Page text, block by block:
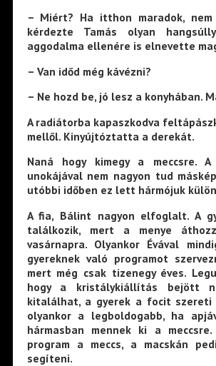
– Miért? Ha itthon maradok,
kérdezte Tamás olyan
aggodalma ellenére is elnevette
– Van időd még kávézni?
– Ne hozd be, jó lesz a konyhában.
A radiátorba kapaszkodva
mellől. Kinyújtóztatta a derekát.
Naná hogy kimegy a meccsre.
unokájával nem nagyon tud
utóbbi időben ez lett hármójuk
A fia, Bálint nagyon elfoglalt. A
találkozik, mert a menye
vasárnapra. Olyankor Évával
gyereknek való programot
mert még csak tizenegy éves.
hogy a kristálykiállítás bejött
kitalálhat, a gyerek a focit szereti
olyankor a legboldogabb, ha
hármasban mennek ki a
program a meccs, a macskán
segíteni.